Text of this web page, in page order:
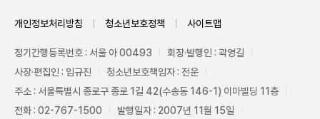
개인정보처리방침 청소년보호정책 사이트맵
정기간행등록번호 : 서울 아 00493
회장·발행인 : 곽영길
사장·편집인 : 임규진
청소년보호책임자 : 전운
주소 : 서울특별시 종로구 종로 1길 42(수송동 146-1) 이마빌딩 11층
전화 : 02-767-1500
발행일자 : 2007년 11월 15일